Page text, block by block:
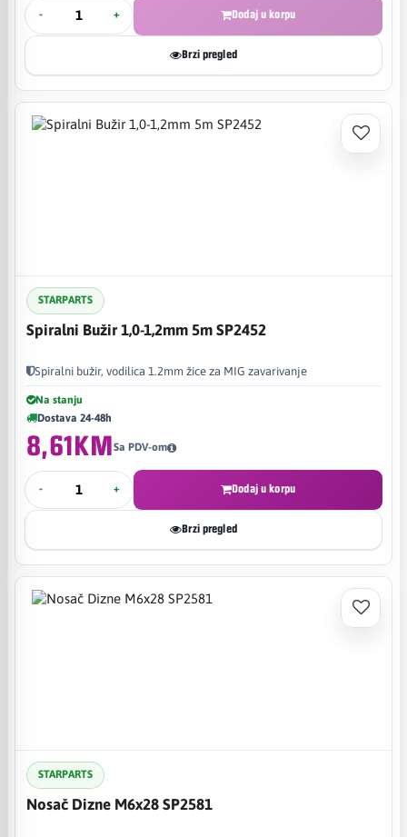
- + Dodaj u korpu
Brzi pregled
STARPARTS
Spiralni Bužir 1,0-1,2mm 5m SP2452
Spiralni bužir, vodilica 1.2mm žice za MIG zavarivanje
Na stanju
Dostava 24-48h
8,61KMSa PDV-om
- + Dodaj u korpu
Brzi pregled
STARPARTS
Nosač Dizne M6x28 SP2581